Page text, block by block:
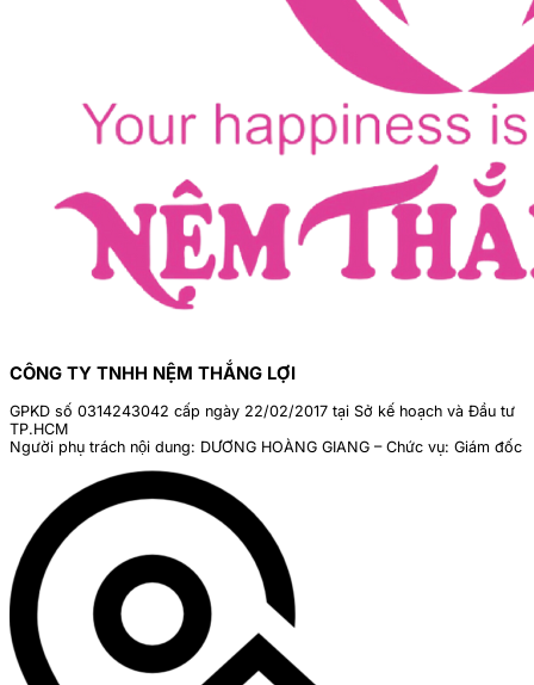
CÔNG TY TNHH NỆM THẮNG LỢI
GPKD số 0314243042 cấp ngày 22/02/2017 tại Sở kế hoạch và Đầu tư
TP.HCM
Người phụ trách nội dung: DƯƠNG HOÀNG GIANG – Chức vụ: Giám đốc